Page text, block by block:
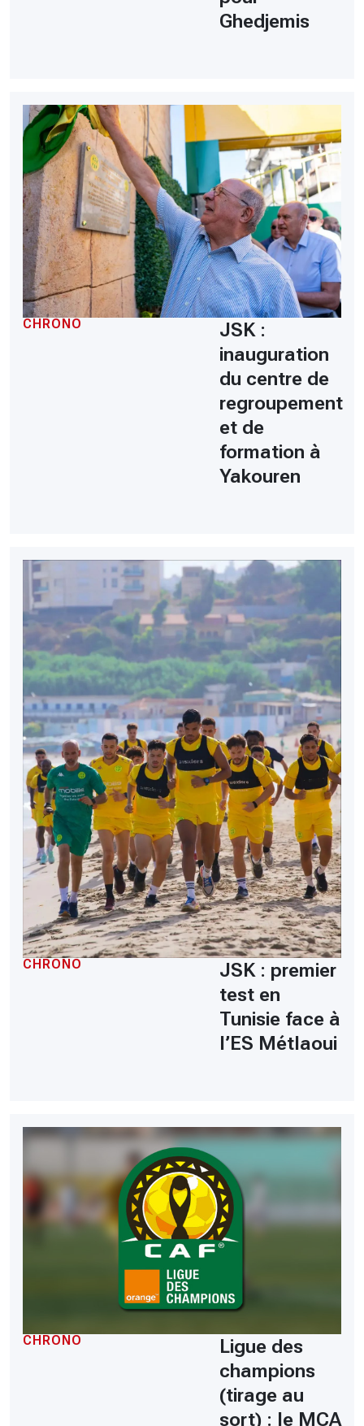
Ghedjemis
CHRONO
JSK :
inauguration
du centre de
regroupement
et de
formation à
Yakouren
CHRONO
JSK : premier
test en
Tunisie face à
l’ES Métlaoui
CHRONO
Ligue des
champions
(tirage au
sort) : le MCA